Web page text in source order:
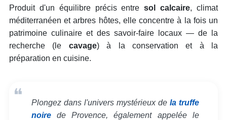
Produit d'un équilibre précis entresol calcaire, climat
méditerranéen et arbres hôtes, elle concentre à la fois un
patrimoine culinaire et des savoir-faire locaux — de la
recherche (le cavage) à la conservation et à la
préparation en cuisine.
Plongez dans l'univers mystérieux de la truffe
noire de Provence, également appelée le